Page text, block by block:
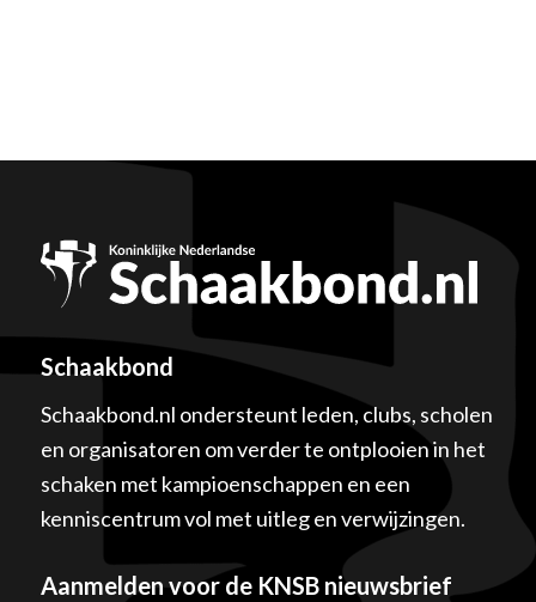
Schaakbond
Schaakbond.nl ondersteunt leden, clubs, scholen
en organisatoren om verder te ontplooien in het
schaken met kampioenschappen en een
kenniscentrum vol met uitleg en verwijzingen.
Aanmelden voor de KNSB nieuwsbrief